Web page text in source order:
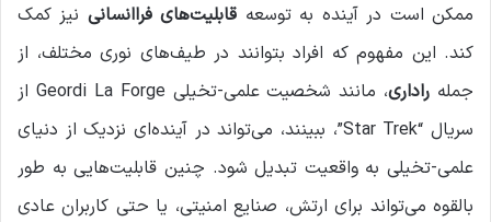
ممکن است در آینده به توسعه قابلیت‌های فراانسانی نیز کمک
کند. این مفهوم که افراد بتوانند در طیف‌های نوری مختلف، از
جمله راداری
، مانند شخصیت علمی-تخیلی Geordi La Forge از
سریال “Star Trek”، ببینند، می‌تواند در آینده‌ای نزدیک از دنیای
علمی-تخیلی به واقعیت تبدیل شود. چنین قابلیت‌هایی به طور
بالقوه می‌تواند برای ارتش، صنایع امنیتی، یا حتی کاربران عادی